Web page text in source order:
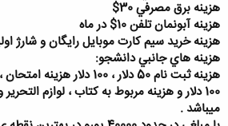
هزينه برق مصرفي 30$
هزينه آبونمان تلفن 10$ در ماه
هزينه خريد سيم كارت موبايل رايگان و شارژ اوليه
هزينه هاي جانبي دانشجو:​
هزينه ثبت نام 50 دلار ، 100
100 دلار و هزينه مربوط به كتاب ، لوازم
ميباشد .​